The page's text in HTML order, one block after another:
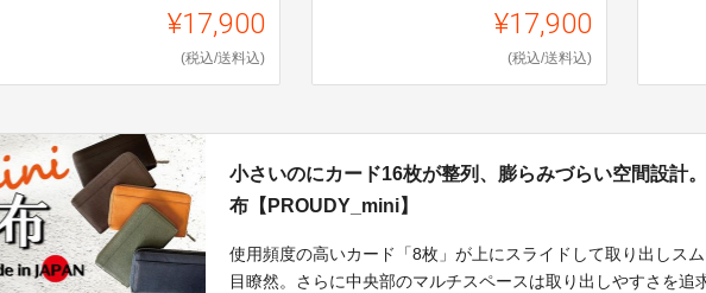
¥17,900
(税込/送料込)
¥17,900
(税込/送料込)
小さいのにカード16枚が整列、膨らみづらい空間設計
布【PROUDY_mini】
使用頻度の高いカード「8枚」が上にスライドして取り出しス
目瞭然。さらに中央部のマルチスペースは取り出しやすさを追